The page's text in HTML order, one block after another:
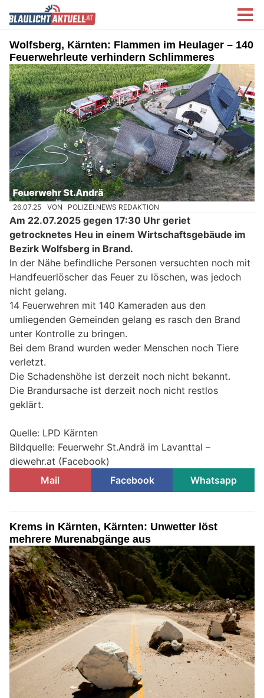
Wolfsberg, Kärnten: Flammen im Heulager – 140
Feuerwehrleute verhindern Schlimmeres
26.07.25 VON POLIZEI.NEWS REDAKTION
Am 22.07.2025 gegen 17:30 Uhr geriet
getrocknetes Heu in einem Wirtschaftsgebäude im
Bezirk Wolfsberg in Brand.
In der Nähe befindliche Personen versuchten noch mit
Handfeuerlöscher das Feuer zu löschen, was jedoch
nicht gelang.
14 Feuerwehren mit 140 Kameraden aus den
umliegenden Gemeinden gelang es rasch den Brand
unter Kontrolle zu bringen.
Bei dem Brand wurden weder Menschen noch Tiere
verletzt.
Die Schadenshöhe ist derzeit noch nicht bekannt.
Die Brandursache ist derzeit noch nicht restlos
geklärt.
Quelle: LPD Kärnten
Bildquelle: Feuerwehr St.Andrä im Lavanttal –
diewehr.at (Facebook)
Mail
Facebook Whatsapp
Krems in Kärnten, Kärnten: Unwetter löst
mehrere Murenabgänge aus